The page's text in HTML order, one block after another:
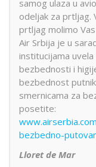
samog ulaza u
odeljak za prtljag.
prtljag molimo
Air Srbija je u
institucijama
bezbednosti i
bezbednost
smernicama za
posetite:
bezbedno-
Lloret de Mar